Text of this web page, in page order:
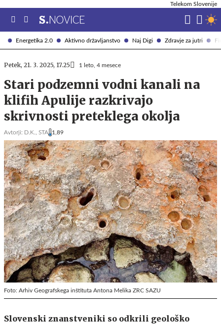
Energetika 2.0 Aktivno državljanstvo Naj Digi Zdravje za jutri
Telekom Slovenije
Petek, 21. 3. 2025, 17.25 1 leto, 4 mesece
Stari podzemni vodni kanali na
klifih Apulije razkrivajo
skrivnosti preteklega okolja
Avtorji: D.K., STA 1,89
Foto: Arhiv Geografskega inštituta Antona Melika ZRC SAZU
Slovenski znanstveniki so odkrili geološko